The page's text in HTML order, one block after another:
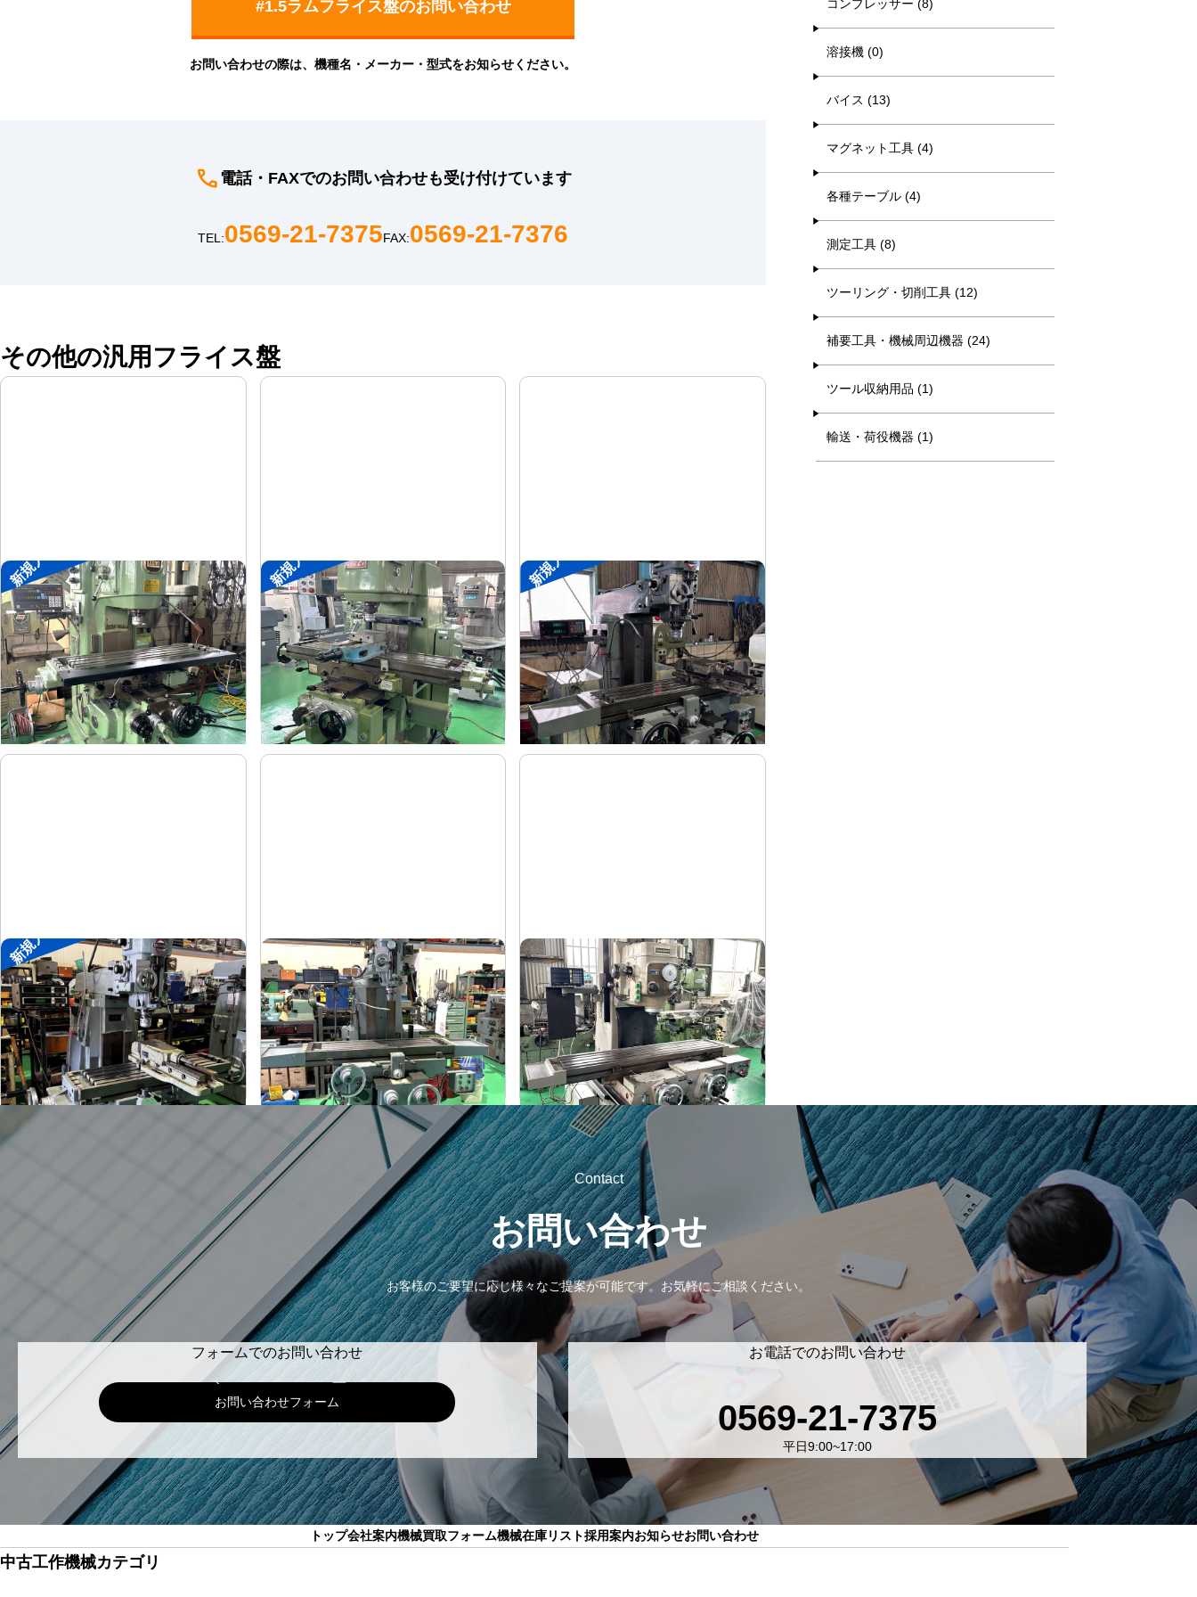
お問い合わせの際は、機種名・メーカー・型式をお知らせください。
電話・FAXでのお問い合わせも受け付けています
TEL:0569-21-7375FAX:0569-21-7376
その他の汎用フライス盤
新規入荷
#2立フライス盤
メーカー 平岡工業
形 式MS-V
年 式1993
新規入荷
#2立フライス盤
メーカー 大隈豊和
形 式STM-2V
年 式1990
新規入荷
#2ラムフライス盤
メーカー 静岡
形 式VHR-SD
年 式-
新規入荷
#1ラムフライス盤
メーカー 静岡
形 式ST-BC
年 式-
#1.5ラムフライス盤
メーカー 静岡
形 式VHR-A
年 式1989
#2立フライス盤
メーカー 山崎技研
形 式 YZ-75
年 式1992
コンプレッサー (8)
溶接機 (0)
バイス (13)
マグネット工具 (4)
各種テーブル (4)
測定工具 (8)
ツーリング・切削工具 (12)
補要工具・機械周辺機器 (24)
ツール収納用品 (1)
輸送・荷役機器 (1)
Contact
お問い合わせ
お客様のご要望に応じ様々なご提案が可能です。 お気軽にご相談ください。
フォームでのお問い合わせ
お問い合わせフォーム
お電話でのお問い合わせ
0569-21-7375
平日9:00~17:00
トップ会社案内機械買取フォーム機械在庫リスト採用案内お知らせお問い合わせ
中古工作機械カテゴリ